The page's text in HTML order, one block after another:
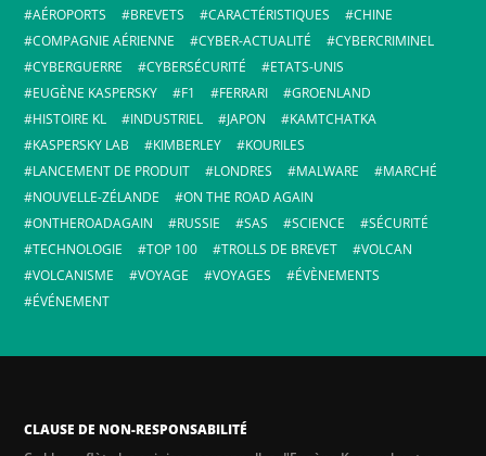
AÉROPORTS
BREVETS CARACTÉRISTIQUES
CHINE
COMPAGNIE AÉRIENNE
CYBER-ACTUALITÉ
CYBERCRIMINEL
CYBERGUERRE
CYBERSÉCURITÉ
ETATS-UNIS
EUGÈNE KASPERSKY
F1 FERRARI
GROENLAND
HISTOIRE KL
INDUSTRIEL JAPON
KAMTCHATKA
KASPERSKY LAB
KIMBERLEY
KOURILES
LANCEMENT DE PRODUIT
LONDRES MALWARE
MARCHÉ
NOUVELLE-ZÉLANDE
ON THE ROAD AGAIN
ONTHEROADAGAIN
RUSSIE SAS SCIENCE
SÉCURITÉ
TECHNOLOGIE
TOP 100 TROLLS DE BREVET
VOLCAN
VOLCANISME
VOYAGE VOYAGES
ÉVÈNEMENTS
ÉVÉNEMENT
CLAUSE DE NON-RESPONSABILITÉ